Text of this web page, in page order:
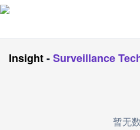
Insight-Surveillance
暂无